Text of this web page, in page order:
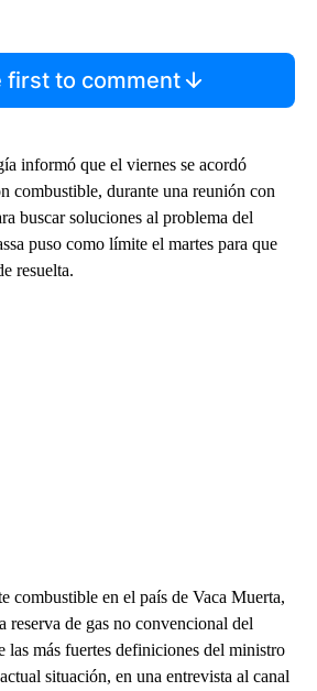
first to comment
informó que el viernes se acordó
combustible, durante una reunión con
buscar soluciones al problema del
puso como límite el martes para que
resuelta.
combustible en el país de Vaca Muerta,
reserva de gas no convencional del
las más fuertes definiciones del ministro
situación, en una entrevista al canal